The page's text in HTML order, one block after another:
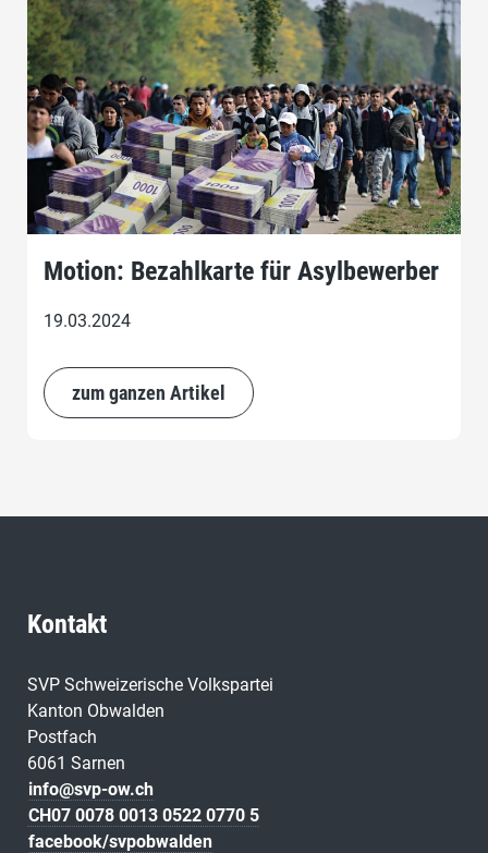
Motion: Bezahlkarte für Asylbewerber
19.03.2024
zum ganzen Artikel
Kontakt
SVP Schweizerische Volkspartei
Kanton Obwalden
Postfach
6061 Sarnen
info@svp-ow.ch
CH07 0078 0013 0522 0770 5
facebook/svpobwalden